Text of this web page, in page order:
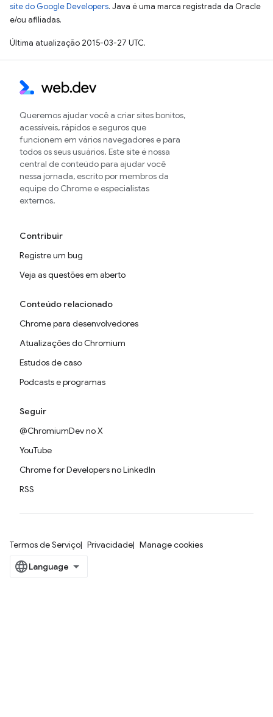
site do Google Developers. Java é uma marca registrada da Oracle
e/ou afiliadas.
Última atualização 2015-03-27 UTC.
Queremos ajudar você a criar sites bonitos,
acessíveis, rápidos e seguros que
funcionem em vários navegadores e para
todos os seus usuários. Este site é nossa
central de conteúdo para ajudar você
nessa jornada, escrito por membros da
equipe do Chrome e especialistas
externos.
Contribuir
Registre um bug
Veja as questões em aberto
Conteúdo relacionado
Chrome para desenvolvedores
Atualizações do Chromium
Estudos de caso
Podcasts e programas
Seguir
@ChromiumDev no X
YouTube
Chrome for Developers no LinkedIn
RSS
Termos de Serviço Privacidade Manage cookies